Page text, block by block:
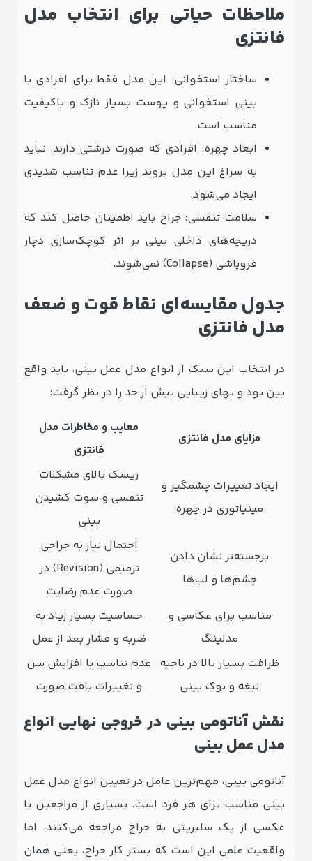
ملاحظات حیاتی برای انتخاب مدل
فانتزی
ساختار استخوانی: این مدل فقط برای افرادی با
بینی استخوانی و پوست بسیار نازک و باکیفیت
مناسب است.
ابعاد چهره: افرادی که صورت درشتی دارند، نباید
به سراغ این مدل بروند زیرا عدم تناسب شدیدی
ایجاد می‌شود.
سلامت تنفسی: جراح باید اطمینان حاصل کند که
دریچه‌های داخلی بینی بر اثر کوچک‌سازی دچار
فروپاشی (Collapse) نمی‌شوند.
جدول مقایسه‌ای نقاط قوت و ضعف
مدل فانتزی
در انتخاب این سبک از انواع مدل عمل بینی، باید واقع‌
بین بود و بهای زیبایی بیش از حد را در نظر گرفت:
مزایای مدل فانتزی
معایب و مخاطرات مدل
فانتزی
ایجاد تغییرات چشمگیر و
مینیاتوری در چهره
ریسک بالای مشکلات
تنفسی و سوت کشیدن
بینی
برجسته‌تر نشان دادن
چشم‌ها و لب‌ها
احتمال نیاز به جراحی
ترمیمی (Revision) در
صورت عدم رضایت
مناسب برای عکاسی و
مدلینگ
حساسیت بسیار زیاد به
ضربه و فشار بعد از عمل
ظرافت بسیار بالا در ناحیه
تیغه و نوک بینی
عدم تناسب با افزایش سن
و تغییرات بافت صورت
نقش آناتومی بینی در خروجی نهایی انواع
مدل عمل بینی
آناتومی بینی، مهم‌ترین عامل در تعیین انواع مدل عمل
بینی مناسب برای هر فرد است. بسیاری از مراجعین با
عکسی از یک سلبریتی به جراح مراجعه می‌کنند، اما
واقعیت علمی این است که بستر کار جراح، یعنی همان